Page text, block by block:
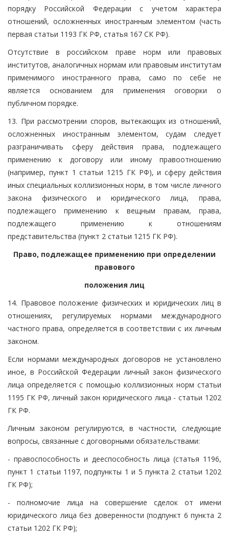
порядку Российской Федерации с учетом характера
отношений, осложненных иностранным элементом (часть
первая статьи 1193 ГК РФ, статья 167 СК РФ).
Отсутствие в российском праве норм или правовых
институтов, аналогичных нормам или правовым институтам
применимого иностранного права, само по себе не
является основанием для применения оговорки о
публичном порядке.
13. При рассмотрении споров, вытекающих из отношений,
осложненных иностранным элементом, судам следует
разграничивать сферу действия права, подлежащего
применению к договору или иному правоотношению
(например, пункт 1 статьи 1215 ГК РФ), и сферу действия
иных специальных коллизионных норм, в том числе личного
закона физического и юридического лица, права,
подлежащего применению к вещным правам, права,
подлежащего применению к отношениям
представительства (пункт 2 статьи 1215 ГК РФ).
Право, подлежащее применению при определении
правового
положения лиц
14. Правовое положение физических и юридических лиц в
отношениях, регулируемых нормами международного
частного права, определяется в соответствии с их личным
законом.
Если нормами международных договоров не установлено
иное, в Российской Федерации личный закон физического
лица определяется с помощью коллизионных норм статьи
1195 ГК РФ, личный закон юридического лица - статьи 1202
ГК РФ.
Личным законом регулируются, в частности, следующие
вопросы, связанные с договорными обязательствами:
- правоспособность и дееспособность лица (статья 1196,
пункт 1 статьи 1197, подпункты 1 и 5 пункта 2 статьи 1202
ГК РФ);
- полномочие лица на совершение сделок от имени
юридического лица без доверенности (подпункт 6 пункта 2
статьи 1202 ГК РФ);